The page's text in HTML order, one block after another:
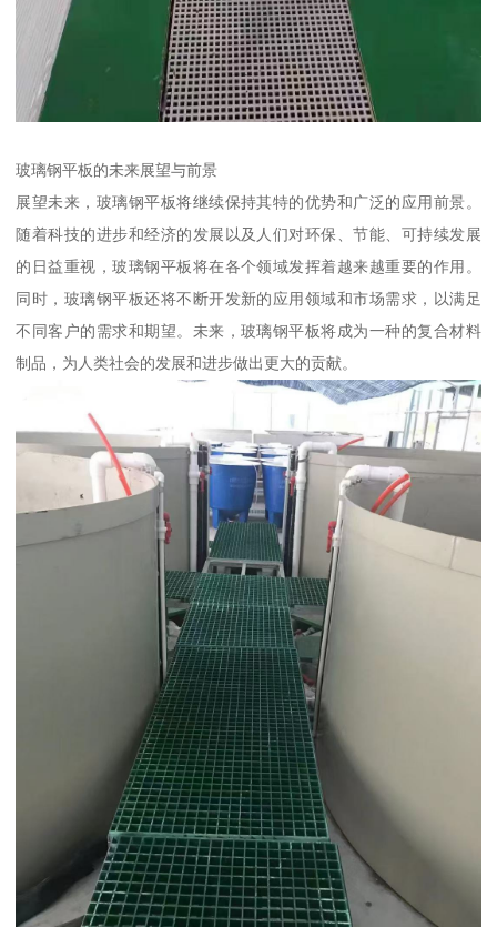
玻璃钢平板的未来展望与前景
展望未来，玻璃钢平板将继续保持其特的优势和广泛的应用前景。
随着科技的进步和经济的发展以及人们对环保、节能、可持续发展
的日益重视，玻璃钢平板将在各个领域发挥着越来越重要的作用。
同时，玻璃钢平板还将不断开发新的应用领域和市场需求，以满足
不同客户的需求和期望。未来，玻璃钢平板将成为一种的复合材料
制品，为人类社会的发展和进步做出更大的贡献。